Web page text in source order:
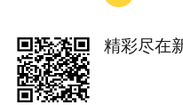
精彩尽在